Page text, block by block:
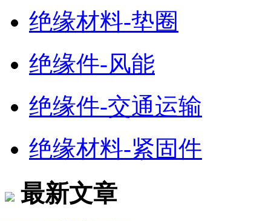
绝缘材料-垫圈
绝缘件-风能
绝缘件-交通运输
绝缘材料-紧固件
最新文章